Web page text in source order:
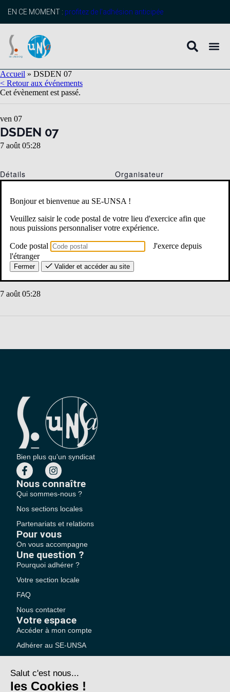
EN CE MOMENT : profitez de l’adhésion anticipée
Accueil » DSDEN 07
< Retour aux événements
Cet évènement est passé.
ven 07
DSDEN 07
7 août 05:28
Détails
7 août 2026
Heure :
05:28
Organisateur
Ajouter au calendrier
7 août 05:28
Bien plus qu'un syndicat
Nous connaître
Qui sommes-nous ?
Nos sections locales
Partenariats et relations
Pour vous
On vous accompagne
Une question ?
Pourquoi adhérer ?
Votre section locale
FAQ
Nous contacter
Votre espace
Accéder à mon compte
Adhérer au SE-UNSA
Bonjour et bienvenue au SE-UNSA !
Veuillez saisir le code postal de votre lieu d'exercice afin que
nous puissions personnaliser votre expérience.
Code postal
J'exerce depuis
l'étranger
Fermer Valider et accéder au site